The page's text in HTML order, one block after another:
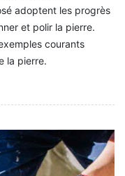
adoptent les progrès
et polir la pierre.
courants
la pierre.